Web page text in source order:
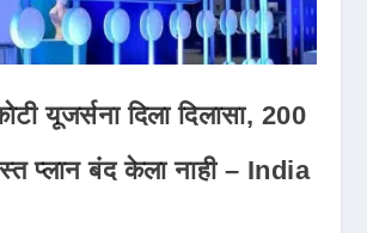
यूजर्सना दिला दिलासा, 200
प्लान बंद केला नाही – India